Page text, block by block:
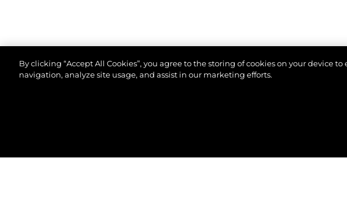
By clicking “Accept All Cookies”, you agree to the storing of cookies on your device to
navigation, analyze site usage, and assist in our marketing efforts.